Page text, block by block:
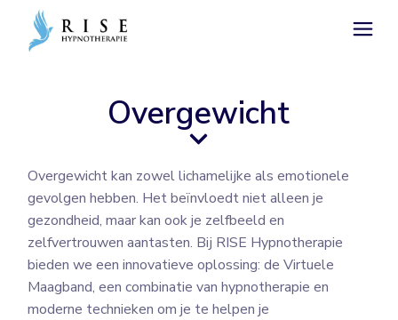
Overgewicht
Overgewicht kan zowel lichamelijke als emotionele
gevolgen hebben. Het beïnvloedt niet alleen je
gezondheid, maar kan ook je zelfbeeld en
zelfvertrouwen aantasten. Bij RISE Hypnotherapie
bieden we een innovatieve oplossing: de Virtuele
Maagband, een combinatie van hypnotherapie en
moderne technieken om je te helpen je